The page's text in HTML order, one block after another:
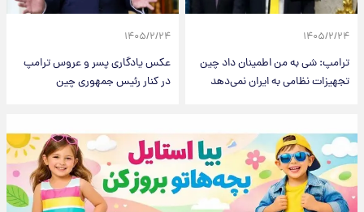
۱۴۰۵/۲/۲۴
ترامپ: شی به من اطمینان داد چین
تجهیزات نظامی به ایران نمی‌دهد
۱۴۰۵/۲/۲۴
عکس یادگاری پسر و عروس ترامپ
در کنار رئیس جمهوری چین